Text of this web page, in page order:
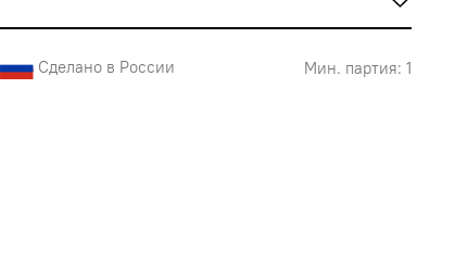
Сделано в России Мин. партия: 1